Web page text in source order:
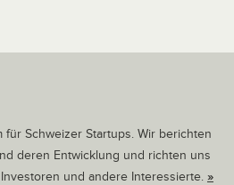
für Schweizer Startups. Wir berichten
deren Entwicklung und richten uns
und andere Interessierte. »